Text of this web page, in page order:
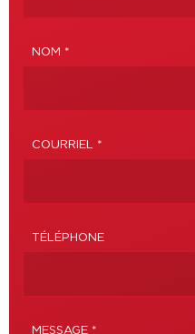
NOM *
COURRIEL *
TÉLÉPHONE
MESSAGE *